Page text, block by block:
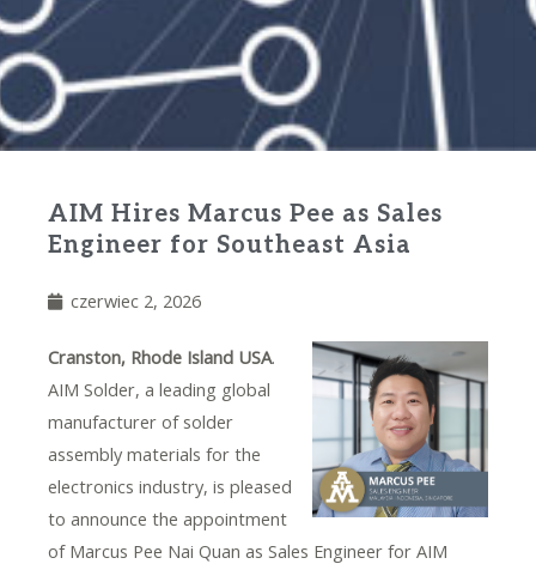
AIM Hires Marcus Pee as Sales
Engineer for Southeast Asia
czerwiec 2, 2026
Cranston, Rhode Island USA.
AIM Solder, a leading global
manufacturer of solder
assembly materials for the
electronics industry, is pleased
to announce the appointment
of Marcus Pee Nai Quan as Sales Engineer for AIM